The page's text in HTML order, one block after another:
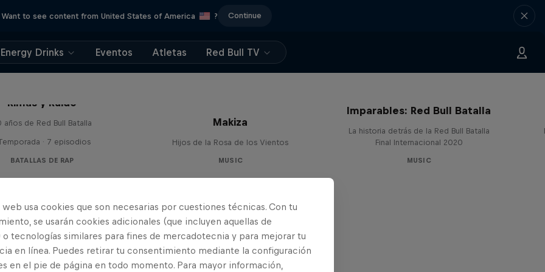
Want to see content from United States of America ? Continue
Energy Drinks Eventos Atletas Red Bull TV
Rimas y Ruido
años de Red Bull Batalla
· 7 episodios
BATALLAS DE RAP
Makiza
Hijos de la Rosa de los Vientos
MUSIC
Imparables: Red Bull Batalla
La historia detrás de la Red Bull Batalla
Final Internacional 2020
MUSIC
web usa cookies que son necesarias por cuestiones técnicas. Con tu
se usarán cookies adicionales (que incluyen aquellas de
tecnologías similares para fines de mercadotecnia y para mejorar tu
en línea. Puedes retirar tu consentimiento mediante la configuración
en el pie de página en todo momento. Para mayor información,